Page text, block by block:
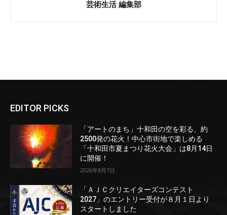
芸術生活 編集部
EDITOR PICKS
「アートのまち」十和田の空を彩る、約
2500発の花火！中心市街地で楽しめる
「十和田市夏まつり花火大会」は8月14日
に開催！
2026年8月7日
「ＡＪＣクリエイターズコンテスト
2027」のエントリー受付が８月１日より
スタートしました